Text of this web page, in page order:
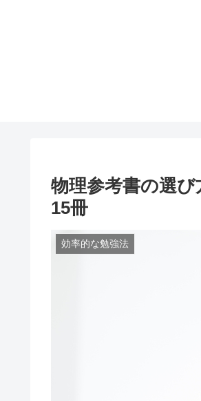
物理参考書の選
15冊
効率的な勉強法